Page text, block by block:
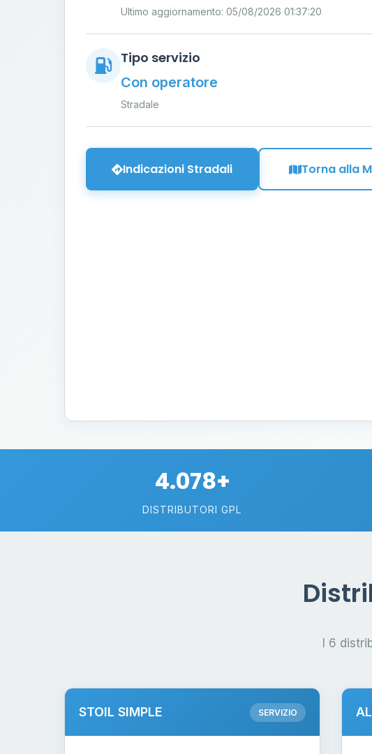
Ultimo aggiornamento: 05/08/2026 01:37:20
Tipo servizio
Con operatore
Stradale
Indicazioni Stradali Torna alla
4.078+
DISTRIBUTORI GPL
I 6
STOIL SIMPLE SERVIZIO